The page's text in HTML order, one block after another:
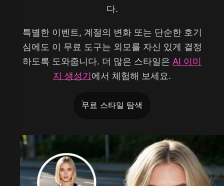
다.
특별한 이벤트, 계절의 변화 또는 단순한 호기
심에도 이 무료 도구는 외모를 자신 있게 결정
하도록 도와줍니다. 더 많은 스타일은 AI 이미
지 생성기에서 체험해 보세요.
무료 스타일 탐색